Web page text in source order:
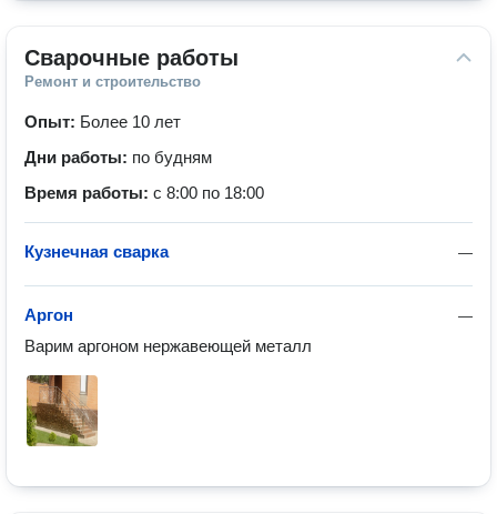
Сварочные работы
Ремонт и строительство
Опыт: Более 10 лет
Дни работы: по будням
Время работы: с 8:00 по 18:00
—
Кузнечная сварка
—
Аргон
Варим аргоном нержавеющей металл